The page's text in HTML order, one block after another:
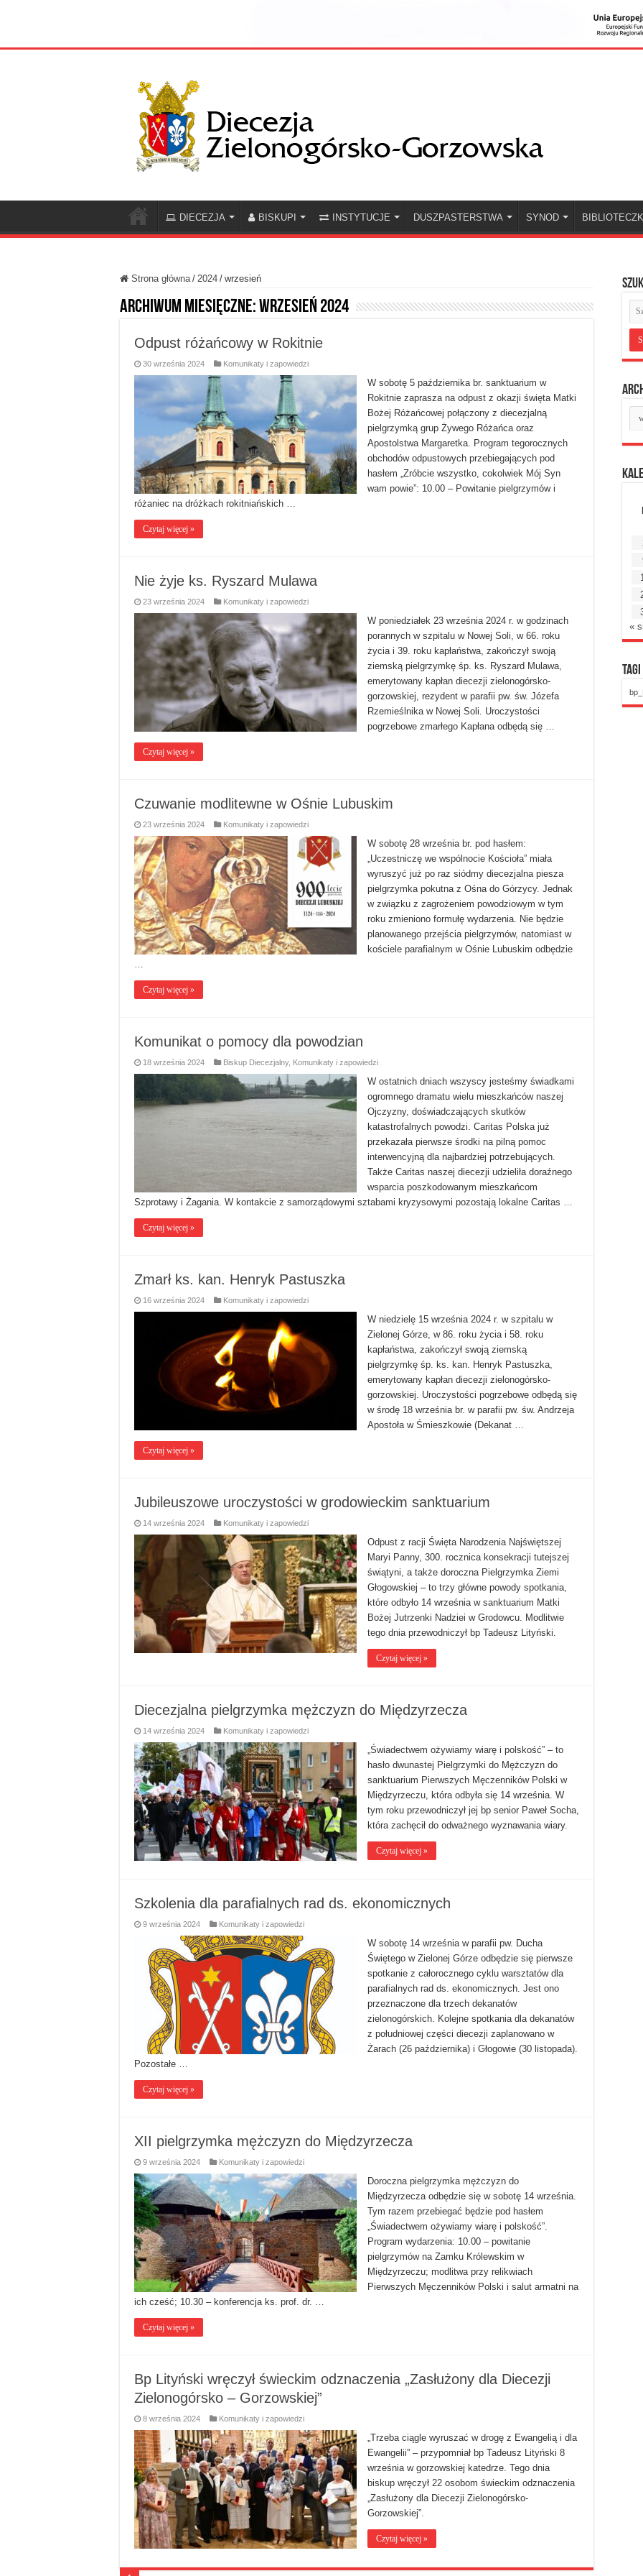
DIECEZJA BISKUPI INSTYTUCJE DUSZPASTERSTWA SYNOD
Strona główna / 2024 / wrzesień
Archiwum miesięczne:wrzesień 2024
Odpust różańcowy w Rokitnie
30 września 2024 Komunikaty i zapowiedzi
W sobotę 5 października br. sanktuarium w
Rokitnie zaprasza na odpust z okazji święta Matki
Bożej Różańcowej połączony z diecezjalną
pielgrzymką grup Żywego Różańca oraz
Apostolstwa Margaretka. Program tegorocznych
obchodów odpustowych przebiegających pod
hasłem „Zróbcie wszystko, cokolwiek Mój Syn
wam powie”: 10.00 – Powitanie pielgrzymów i
różaniec na dróżkach rokitniańskich …
Czytaj więcej »
Nie żyje ks. Ryszard Mulawa
23 września 2024 Komunikaty i zapowiedzi
W poniedziałek 23 września 2024 r. w godzinach
porannych w szpitalu w Nowej Soli, w 66. roku
życia i 39. roku kapłaństwa, zakończył swoją
ziemską pielgrzymkę śp. ks. Ryszard Mulawa,
emerytowany kapłan diecezji zielonogórsko-
gorzowskiej, rezydent w parafii pw. św. Józefa
Rzemieślnika w Nowej Soli. Uroczystości
pogrzebowe zmarłego Kapłana odbędą się …
Czytaj więcej »
Czuwanie modlitewne w Ośnie Lubuskim
23 września 2024 Komunikaty i zapowiedzi
W sobotę 28 września br. pod hasłem:
„Uczestniczę we wspólnocie Kościoła” miała
wyruszyć już po raz siódmy diecezjalna piesza
pielgrzymka pokutna z Ośna do Górzycy. Jednak
w związku z zagrożeniem powodziowym w tym
roku zmieniono formułę wydarzenia. Nie będzie
planowanego przejścia pielgrzymów, natomiast w
kościele parafialnym w Ośnie Lubuskim odbędzie
…
Czytaj więcej »
Komunikat o pomocy dla powodzian
18 września 2024 Biskup Diecezjalny, Komunikaty i zapowiedzi
W ostatnich dniach wszyscy jesteśmy świadkami
ogromnego dramatu wielu mieszkańców naszej
Ojczyzny, doświadczających skutków
katastrofalnych powodzi. Caritas Polska już
przekazała pierwsze środki na pilną pomoc
interwencyjną dla najbardziej potrzebujących.
Także Caritas naszej diecezji udzieliła doraźnego
wsparcia poszkodowanym mieszkańcom
Szprotawy i Żagania. W kontakcie z samorządowymi sztabami kryzysowymi pozostają lokalne Caritas …
Czytaj więcej »
Zmarł ks. kan. Henryk Pastuszka
16 września 2024 Komunikaty i zapowiedzi
W niedzielę 15 września 2024 r. w szpitalu w
Zielonej Górze, w 86. roku życia i 58. roku
kapłaństwa, zakończył swoją ziemską
pielgrzymkę śp. ks. kan. Henryk Pastuszka,
emerytowany kapłan diecezji zielonogórsko-
gorzowskiej. Uroczystości pogrzebowe odbędą się
w środę 18 września br. w parafii pw. św. Andrzeja
Apostoła w Śmieszkowie (Dekanat …
Czytaj więcej »
Jubileuszowe uroczystości w grodowieckim sanktuarium
14 września 2024 Komunikaty i zapowiedzi
Odpust z racji Święta Narodzenia Najświętszej
Maryi Panny, 300. rocznica konsekracji tutejszej
świątyni, a także doroczna Pielgrzymka Ziemi
Głogowskiej – to trzy główne powody spotkania,
które odbyło 14 września w sanktuarium Matki
Bożej Jutrzenki Nadziei w Grodowcu. Modlitwie
tego dnia przewodniczył bp Tadeusz Lityński.
Czytaj więcej »
Diecezjalna pielgrzymka mężczyzn do Międzyrzecza
14 września 2024 Komunikaty i zapowiedzi
„Świadectwem ożywiamy wiarę i polskość” – to
hasło ​dwunastej Pielgrzymki do Mężczyzn do
sanktuarium Pierwszych Męczenników Polski w
Międzyrzeczu, która odbyła się 14 września. W
tym roku przewodniczył jej bp senior Paweł Socha,
która zachęcił do odważnego wyznawania wiary.
Czytaj więcej »
Szkolenia dla parafialnych rad ds. ekonomicznych
9 września 2024 Komunikaty i zapowiedzi
W sobotę 14 września w parafii pw. Ducha
Świętego w Zielonej Górze odbędzie się pierwsze
spotkanie z całorocznego cyklu warsztatów dla
parafialnych rad ds. ekonomicznych. Jest ono
przeznaczone dla trzech dekanatów
zielonogórskich. Kolejne spotkania dla dekanatów
z południowej części diecezji zaplanowano w
Żarach (26 października) i Głogowie (30 listopada).
Pozostałe …
Czytaj więcej »
XII pielgrzymka mężczyzn do Międzyrzecza
9 września 2024 Komunikaty i zapowiedzi
Doroczna pielgrzymka mężczyzn do
Międzyrzecza odbędzie się w sobotę 14 września.
Tym razem przebiegać będzie pod hasłem
„Świadectwem ożywiamy wiarę i polskość”.
Program wydarzenia: 10.00 – powitanie
pielgrzymów na Zamku Królewskim w
Międzyrzeczu; modlitwa przy relikwiach
Pierwszych Męczenników Polski i salut armatni na
ich cześć; 10.30 – konferencja ks. prof. dr. …
Czytaj więcej »
Bp Lityński wręczył świeckim odznaczenia „Zasłużony dla Diecezji
Zielonogórsko – Gorzowskiej”
8 września 2024 Komunikaty i zapowiedzi
„Trzeba ciągle wyruszać w drogę z Ewangelią i dla
Ewangelii” – przypomniał bp Tadeusz Lityński 8
września w gorzowskiej katedrze. Tego dnia
biskup wręczył 22 osobom świeckim odznaczenia
„Zasłużony dla Diecezji Zielonogórsko-
Gorzowskiej”.
Czytaj więcej »
«
Tagi